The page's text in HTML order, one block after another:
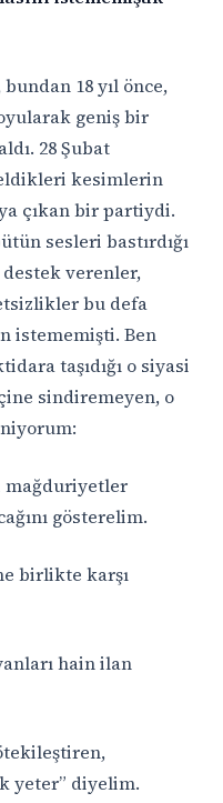
18 yıl önce,
geniş bir
28 Şubat
kesimlerin
çıkan bir partiydi.
sesleri bastırdığı
verenler,
bu defa
istememişti. Ben
taşıdığı o siyasi
sindiremeyen, o
mağduriyetler
gösterelim.
birlikte karşı
hain ilan
yeter” diyelim.